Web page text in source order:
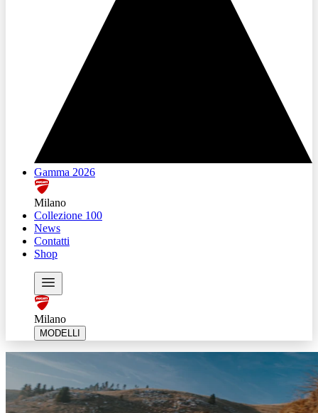
Gamma 2026
Milano
Collezione 100
News
Contatti
Shop
Milano
MODELLI